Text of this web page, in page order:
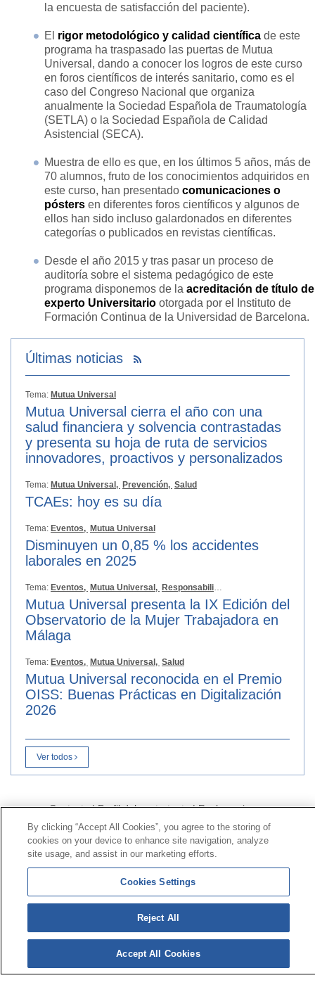
la encuesta de satisfacción del paciente).
El rigor metodológico y calidad científica de este
programa ha traspasado las puertas de Mutua
Universal, dando a conocer los logros de este curso
en foros científicos de interés sanitario, como es el
caso del Congreso Nacional que organiza
anualmente la Sociedad Española de Traumatología
(SETLA) o la Sociedad Española de Calidad
Asistencial (SECA).
Muestra de ello es que, en los últimos 5 años, más de
70 alumnos, fruto de los conocimientos adquiridos en
este curso, han presentado comunicaciones o
pósters en diferentes foros científicos y algunos de
ellos han sido incluso galardonados en diferentes
categorías o publicados en revistas científicas.
Desde el año 2015 y tras pasar un proceso de
auditoría sobre el sistema pedagógico de este
programa disponemos de la acreditación de título de
experto Universitario otorgada por el Instituto de
Formación Continua de la Universidad de Barcelona.
Últimas noticias
Tema: Mutua Universal
Mutua Universal cierra el año con una
salud financiera y solvencia contrastadas
y presenta su hoja de ruta de servicios
innovadores, proactivos y personalizados
Tema: Mutua Universal, Prevención, Salud
TCAEs: hoy es su día
Tema: Eventos, Mutua Universal
Disminuyen un 0,85 % los accidentes
laborales en 2025
Tema: Eventos, Mutua Universal, Responsabilidad Social
Mutua Universal presenta la IX Edición del
Observatorio de la Mujer Trabajadora en
Málaga
Tema: Eventos, Mutua Universal, Salud
Mutua Universal reconocida en el Premio
OISS: Buenas Prácticas en Digitalización
2026
Ver todos
Contacto|Perfil del contratante|Reclamaciones
Línea Universal 900 203 203 |Zona Privada Comisión de
Prestaciones Especiales|Zona Privada Proveedor
Sanitario
© Mutua Universal 2026 | Mapa del sitio | Aviso legal
Política de Protección de Datos
cookies
Síguenos en:
By clicking “Accept All Cookies”, you agree to the storing of
cookies on your device to enhance site navigation, analyze
site usage, and assist in our marketing efforts.
Cookies Settings
Reject All
Accept All Cookies